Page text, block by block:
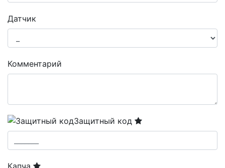
Датчик
Комментарий
Защитный код